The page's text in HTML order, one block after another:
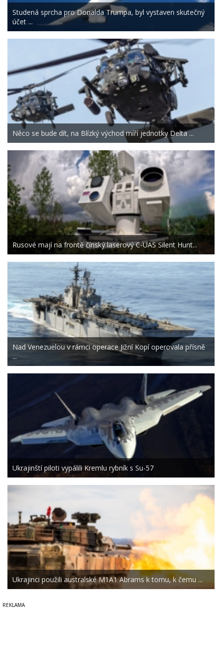
Studená sprcha pro Donalda Trumpa, byl vystaven skutečný
účet ...
Něco se bude dít, na Blízký východ míří jednotky Delta ...
Rusové mají na frontě čínský laserový C-UAS Silent Hunt...
Nad Venezuelou v rámci operace Jižní Kopí operovala přísně
...
Ukrajinští piloti vypálili Kremlu rybník s Su-57
Ukrajinci použili australské M1A1 Abrams k tomu, k čemu ...